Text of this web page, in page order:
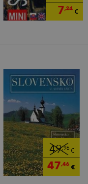
7,24€
49,96€
47,46€